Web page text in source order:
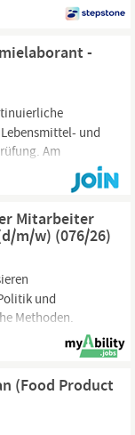
die
-
und
Am
in der
liegen in der
sowie in der
Mitarbeiter
m/w) (076/26)
und
Methoden.
Die
geförderten
(Food Product